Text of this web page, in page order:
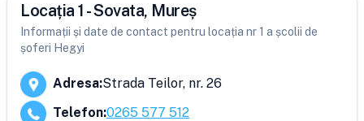
Locația 1 - Sovata, Mureș
Informații și date de contact pentru locația nr 1 a școlii de
șoferi Hegyi
Adresa:Strada Teilor, nr. 26
Telefon:0265 577 512